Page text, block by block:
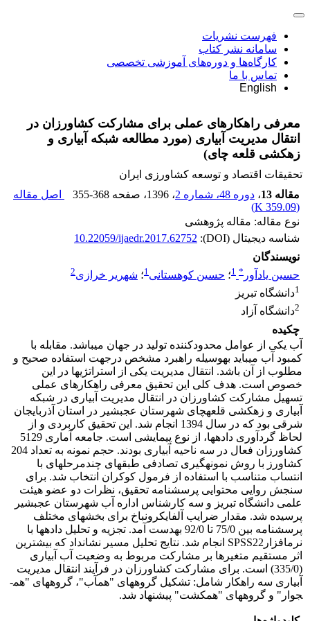
فهرست نشریات
سامانه نشر کتاب
کارگاه‌ها و دوره‌های آموزشی تخصصی
تماس با ما
English
معرفی راهکارهای عملی برای مشارکت کشاورزان در
انتقال مدیریت آبیاری (مورد مطالعه شبکه آبیاری و
زهکشی قلعه چای)
تحقیقات اقتصاد و توسعه کشاورزی ایران
مقاله 13
، دوره 48، شماره 2 ، 1396 ، صفحه 355-368
اصل مقاله
(
359.09 K
)
نوع مقاله: مقاله پژوهشی
شناسه دیجیتال (DOI):
10.22059/ijaedr.2017.62752
نویسندگان
حسین یادآور *
1؛ حسین کوهستانی1؛ شهریر خرازی2
1دانشگاه تبریز
2دانشگاه آزاد
چکیده
آب یکی از عوامل محدود­کننده تولید در جهان می­باشد. مقابله با
کمبود آب می­باید به­وسیله راهبرد مشخص در­جهت استفاده صحیح و
مطلوب از آن باشد. انتقال مدیریت یکی از استراتژی­ها در این
خصوص است. هدف کلی این تحقیق معرفی راهکارهای عملی
تسهیل مشارکت کشاورزان در انتقال مدیریت آبیاری در شبکه
آبیاری و زهکشی قلعه­چای شهرستان عجب­شیر در استان آذربایجان
شرقی بود که در سال 1394 انجام شد. این تحقیق کاربردی و از
لحاظ گردآوری داده­ها، از نوع پیمایشی است. جامعه آماری 5129
کشاورزان فعال در سه ناحیه آبیاری بودند. حجم نمونه به تعداد 204
کشاورز با روش نمونه­گیری تصادفی طبقه­ای چند­مرحله­ای با
انتساب متناسب با استفاده از فرمول کوکران انتخاب شد. برای
سنجش روایی محتوایی پرسشنامه تحقیق، نظرات دو عضو هیئت
علمی دانشگاه تبریز و سه کارشناس اداره آب شهرستان عجب­شیر
پرسیده شد. مقدار ضرایب آلفای­کرونباخ برای بخش­های مختلف
پرسشنامه بین 75/0 تا 92/0 به­دست آمد. تجزیه و تحلیل داده­ها با
نرم­افزارSPSS22 انجام شد. نتایج تحلیل مسیر نشان­داد که بیشترین
اثر مستقیم متغیرها بر مشارکت مربوط به وضعیت آب آبیاری
(335/0) است. برای مشارکت کشاورزان در فرآیند انتقال مدیریت
آبیاری سه راهکار شامل: تشکیل گروه­های "هم­آب"، گروه­های "هم­­
جوار" و گروه­های "هم­کشت" پیشنهاد شد.